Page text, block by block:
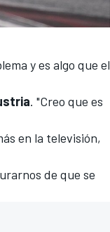
y es algo que el
. "Creo que es
en la televisión,
de que se